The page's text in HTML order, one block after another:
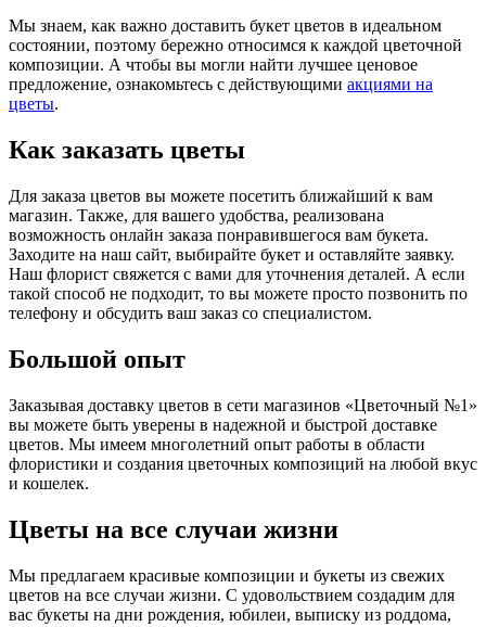
Мы знаем, как важно доставить букет цветов в идеальном
состоянии, поэтому бережно относимся к каждой цветочной
композиции. А чтобы вы могли найти лучшее ценовое
предложение, ознакомьтесь с действующими акциями на
цветы.
Как заказать цветы
Для заказа цветов вы можете посетить ближайший к вам
магазин. Также, для вашего удобства, реализована
возможность онлайн заказа понравившегося вам букета.
Заходите на наш сайт, выбирайте букет и оставляйте заявку.
Наш флорист свяжется с вами для уточнения деталей. А если
такой способ не подходит, то вы можете просто позвонить по
телефону и обсудить ваш заказ со специалистом.
Большой опыт
Заказывая доставку цветов в сети магазинов «Цветочный №1»
вы можете быть уверены в надежной и быстрой доставке
цветов. Мы имеем многолетний опыт работы в области
флористики и создания цветочных композиций на любой вкус
и кошелек.
Цветы на все случаи жизни
Мы предлагаем красивые композиции и букеты из свежих
цветов на все случаи жизни. С удовольствием создадим для
вас букеты на дни рождения, юбилеи, выписку из роддома,